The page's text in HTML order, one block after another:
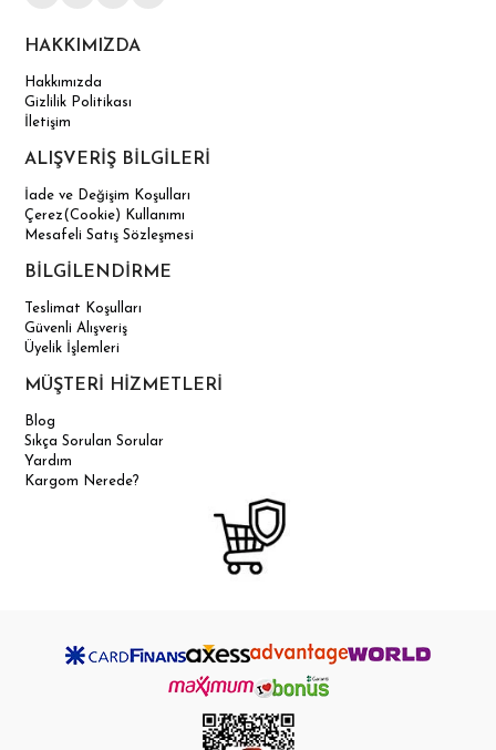
HAKKIMIZDA
Hakkımızda
Gizlilik Politikası
İletişim
ALIŞVERİŞ BİLGİLERİ
İade ve Değişim Koşulları
Çerez(Cookie) Kullanımı
Mesafeli Satış Sözleşmesi
BİLGİLENDİRME
Teslimat Koşulları
Güvenli Alışveriş
Üyelik İşlemleri
MÜŞTERİ HİZMETLERİ
Blog
Sıkça Sorulan Sorular
Yardım
Kargom Nerede?